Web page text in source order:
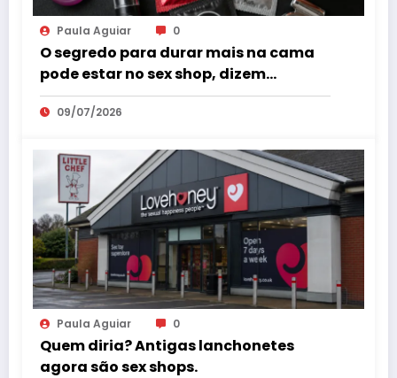
Paula Aguiar 0
O segredo para durar mais na cama
pode estar no sex shop, dizem
especialistas em saúde sexual
09/07/2026
Paula Aguiar 0
Quem diria? Antigas lanchonetes
agora são sex shops.